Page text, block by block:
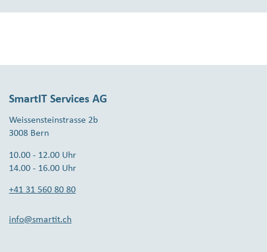
SmartIT Services AG
Weissensteinstrasse 2b
3008 Bern
10.00 - 12.00 Uhr
14.00 - 16.00 Uhr
+41 31 560 80 80
info@smartit.ch